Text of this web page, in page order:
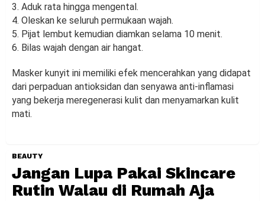
3. Aduk rata hingga mengental.
4. Oleskan ke seluruh permukaan wajah.
5. Pijat lembut kemudian diamkan selama 10 menit.
6. Bilas wajah dengan air hangat.
Masker kunyit ini memiliki efek mencerahkan yang didapat
dari perpaduan antioksidan dan senyawa anti-inflamasi
yang bekerja meregenerasi kulit dan menyamarkan kulit
mati.
BEAUTY
Jangan Lupa Pakai Skincare
Rutin Walau di Rumah Aja